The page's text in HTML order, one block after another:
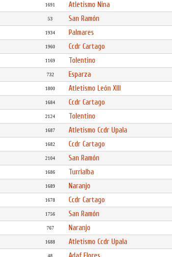
1691 Atletismo Nina
53 San Ramón
1934 Palmares
1960 Ccdr Cartago
1169 Tolentino
732 Esparza
1800 Atletismo León Xlll
1684 Ccdr Cartago
2124 Tolentino
1687 Atletismo Ccdr Upala
1682 Ccdr Cartago
2104 San Ramón
1686 Turrialba
1689 Naranjo
1678 Ccdr Cartago
1756 San Ramón
767 Naranjo
1688 Atletismo Ccdr Upala
48